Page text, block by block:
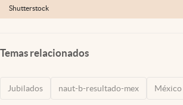
Shutterstock
Temas relacionados
Jubilados naut-b-resultado-mex México